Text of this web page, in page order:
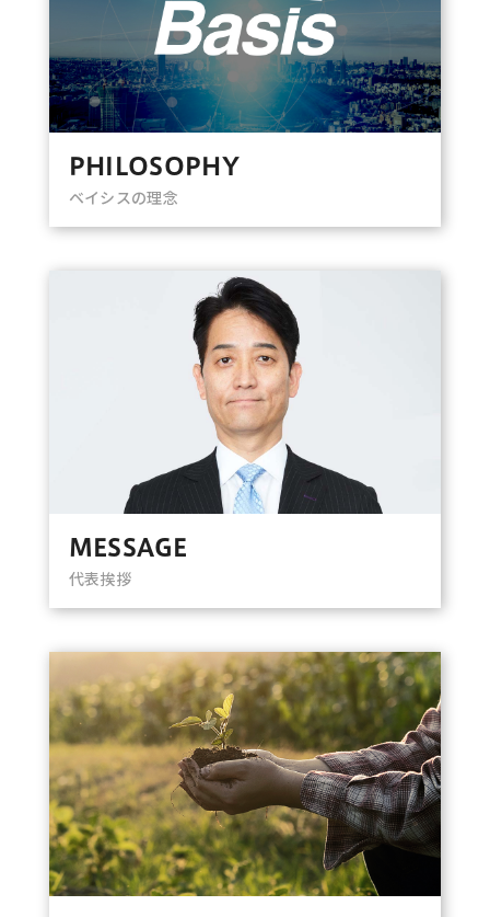
PHILOSOPHY
ベイシスの理念
MESSAGE
代表挨拶